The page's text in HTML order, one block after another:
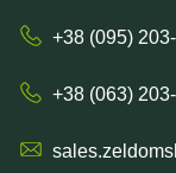
+38 (095)
+38 (063)